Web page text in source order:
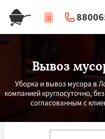
|
Вывоз
Уборка и вывоз мусора в
компанией круглосуточно,
согласованным с